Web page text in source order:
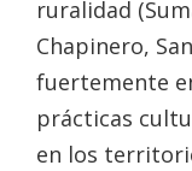
ruralidad
Chapinero,
fuertemente
prácticas
en los